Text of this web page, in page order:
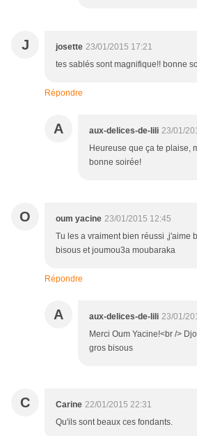
J josette 23/01/2015 17:21
tes sablés sont magnifique!! bonne
Répondre
A aux-delices-de-lili 23/01/
Heureuse que ça te plaise,
bonne soirée!
O oum yacine 23/01/2015 12:45
Tu les a vraiment bien réussi ,j'aime
bisous et joumou3a moubaraka
Répondre
A aux-delices-de-lili 23/01/
Merci Oum Yacine!<br />
gros bisous
C Carine 22/01/2015 22:31
Qu'ils sont beaux ces fondants.